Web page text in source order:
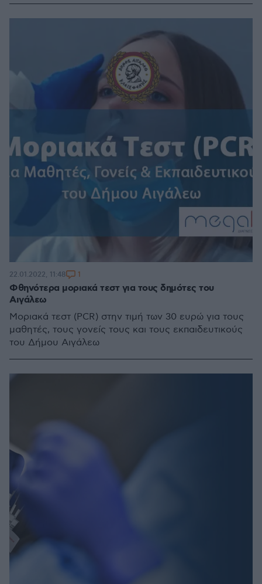
Φθηνότερα μοριακά τεστ για τους δημότες του
Αιγάλεω
Μοριακά τεστ (PCR) στην τιμή των 30 ευρώ για τους
μαθητές, τους γονείς τους και τους εκπαιδευτικούς
του Δήμου Αιγάλεω
22.01.2022, 11:48 1